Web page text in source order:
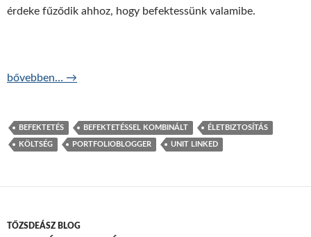
érdeke fűződik ahhoz, hogy befektessünk valamibe.
Kik keresnek a unit linked életbiztosításon?
bővebben… →
BEFEKTETÉS BEFEKTETÉSSEL KOMBINÁLT ÉLETBIZTOSÍTÁS
KÖLTSÉG PORTFOLIOBLOGGER UNIT LINKED
TŐZSDEÁSZ BLOG